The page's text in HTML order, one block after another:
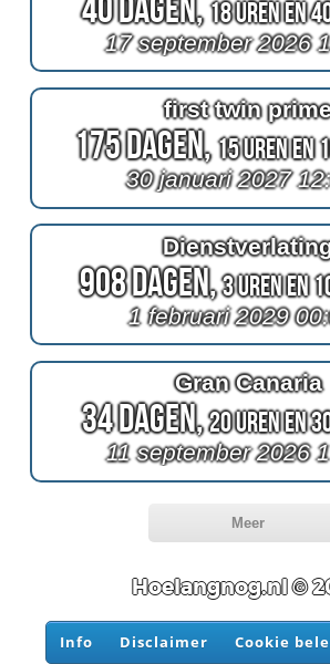
18 Uren en
17 september 2026
first twin
175 Dagen,15 Uren en
30 januari 2027
908 Dagen,3 Uren en
1 februari 2029
Gran Canaria
34 Dagen,20 Uren en
11 september 2026
Meer
Hoelangnog.nl ©
Info Disclaimer Cookie